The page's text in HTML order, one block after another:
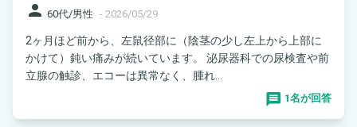
person 60代/男性 - 2026/05/29
2ヶ月ほど前から、左鼠径部に（陰茎の少し左上から上部に
かけて）鈍い痛みが続いています。 泌尿器科での尿検査や前
立腺の触診、エコーは異常なく、腫れ...
1名が回答